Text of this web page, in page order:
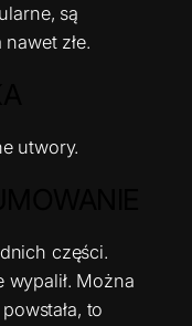
są
złe.
utwory.
części.
Można
to